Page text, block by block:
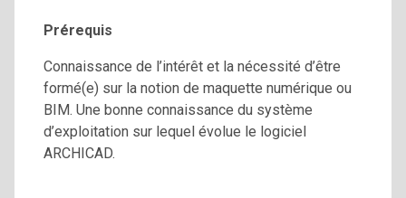
Prérequis
Connaissance de l’intérêt et la nécessité d’être
formé(e) sur la notion de maquette numérique ou
BIM. Une bonne connaissance du système
d’exploitation sur lequel évolue le logiciel
ARCHICAD.